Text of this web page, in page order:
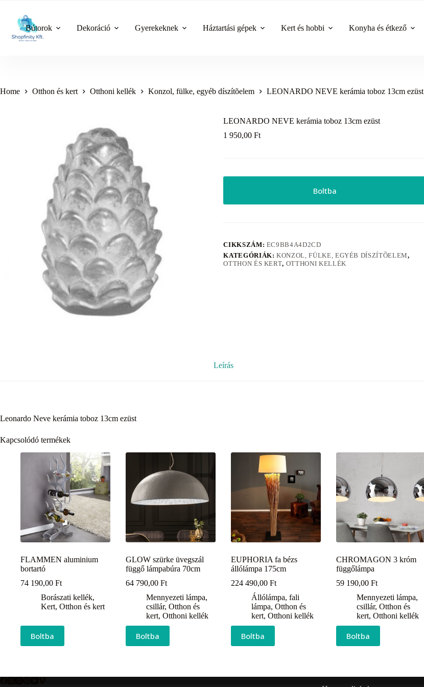
content
Bútorok Dekoráció Gyerekeknek Háztartási gépek Kert és hobbi Konyha és étkező
Home Otthon és kert Otthoni kellék Konzol, fülke, egyéb díszítõelem LEONARDO NEVE kerámia toboz 13cm ezüst
LEONARDO NEVE kerámia toboz 13cm ezüst
1 950,00Ft
Boltba
CIKKSZÁM: EC9BB4A4D2CD
KATEGÓRIÁK:KONZOL, FÜLKE, EGYÉB DÍSZÍTÕELEM,
OTTHON ÉS KERT, OTTHONI KELLÉK
Leírás
Leonardo Neve kerámia toboz 13cm ezüst
Kapcsolódó termékek
FLAMMEN aluminium
bortartó
74 190,00 Ft
Borászati kellék,
Kert, Otthon és kert
Boltba
GLOW szürke üvegszál
függő lámpabúra 70cm
64 790,00Ft
Mennyezeti lámpa,
csillár,Otthon és
kert,Otthoni kellék
Boltba
EUPHORIA fa bézs
állólámpa 175cm
224 490,00Ft
Állólámpa, fali
lámpa,Otthon és
kert,Otthoni kellék
Boltba
CHROMAGON 3 króm
függőlámpa
59 190,00Ft
Mennyezeti lámpa,
csillár,Otthon és
kert,Otthoni kellék
Boltba